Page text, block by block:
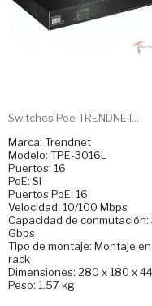
Switches Poe TRENDNET...
Marca: Trendnet
Modelo: TPE-3016L
Puertos: 16
PoE: Si
Puertos PoE: 16
Velocidad: 10/100 Mbps
Capacidad de conmutación:
Gbps
Tipo de montaje: Montaje en
rack
Dimensiones: 280 x 180 x
Peso: 1.57 kg